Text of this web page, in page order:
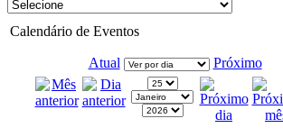
Calendário de Eventos
Atual Próximo